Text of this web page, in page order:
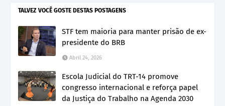
TALVEZ VOCÊ GOSTE DESTAS POSTAGENS
STF tem maioria para manter prisão de ex-
presidente do BRB
Abril 24, 2026
Escola Judicial do TRT-14 promove
congresso internacional e reforça papel
da Justiça do Trabalho na Agenda 2030